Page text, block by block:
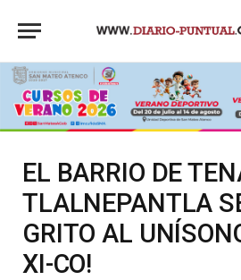
EL BARRIO DE
TLALNEPANTLA
GRITO AL
XI-CO!